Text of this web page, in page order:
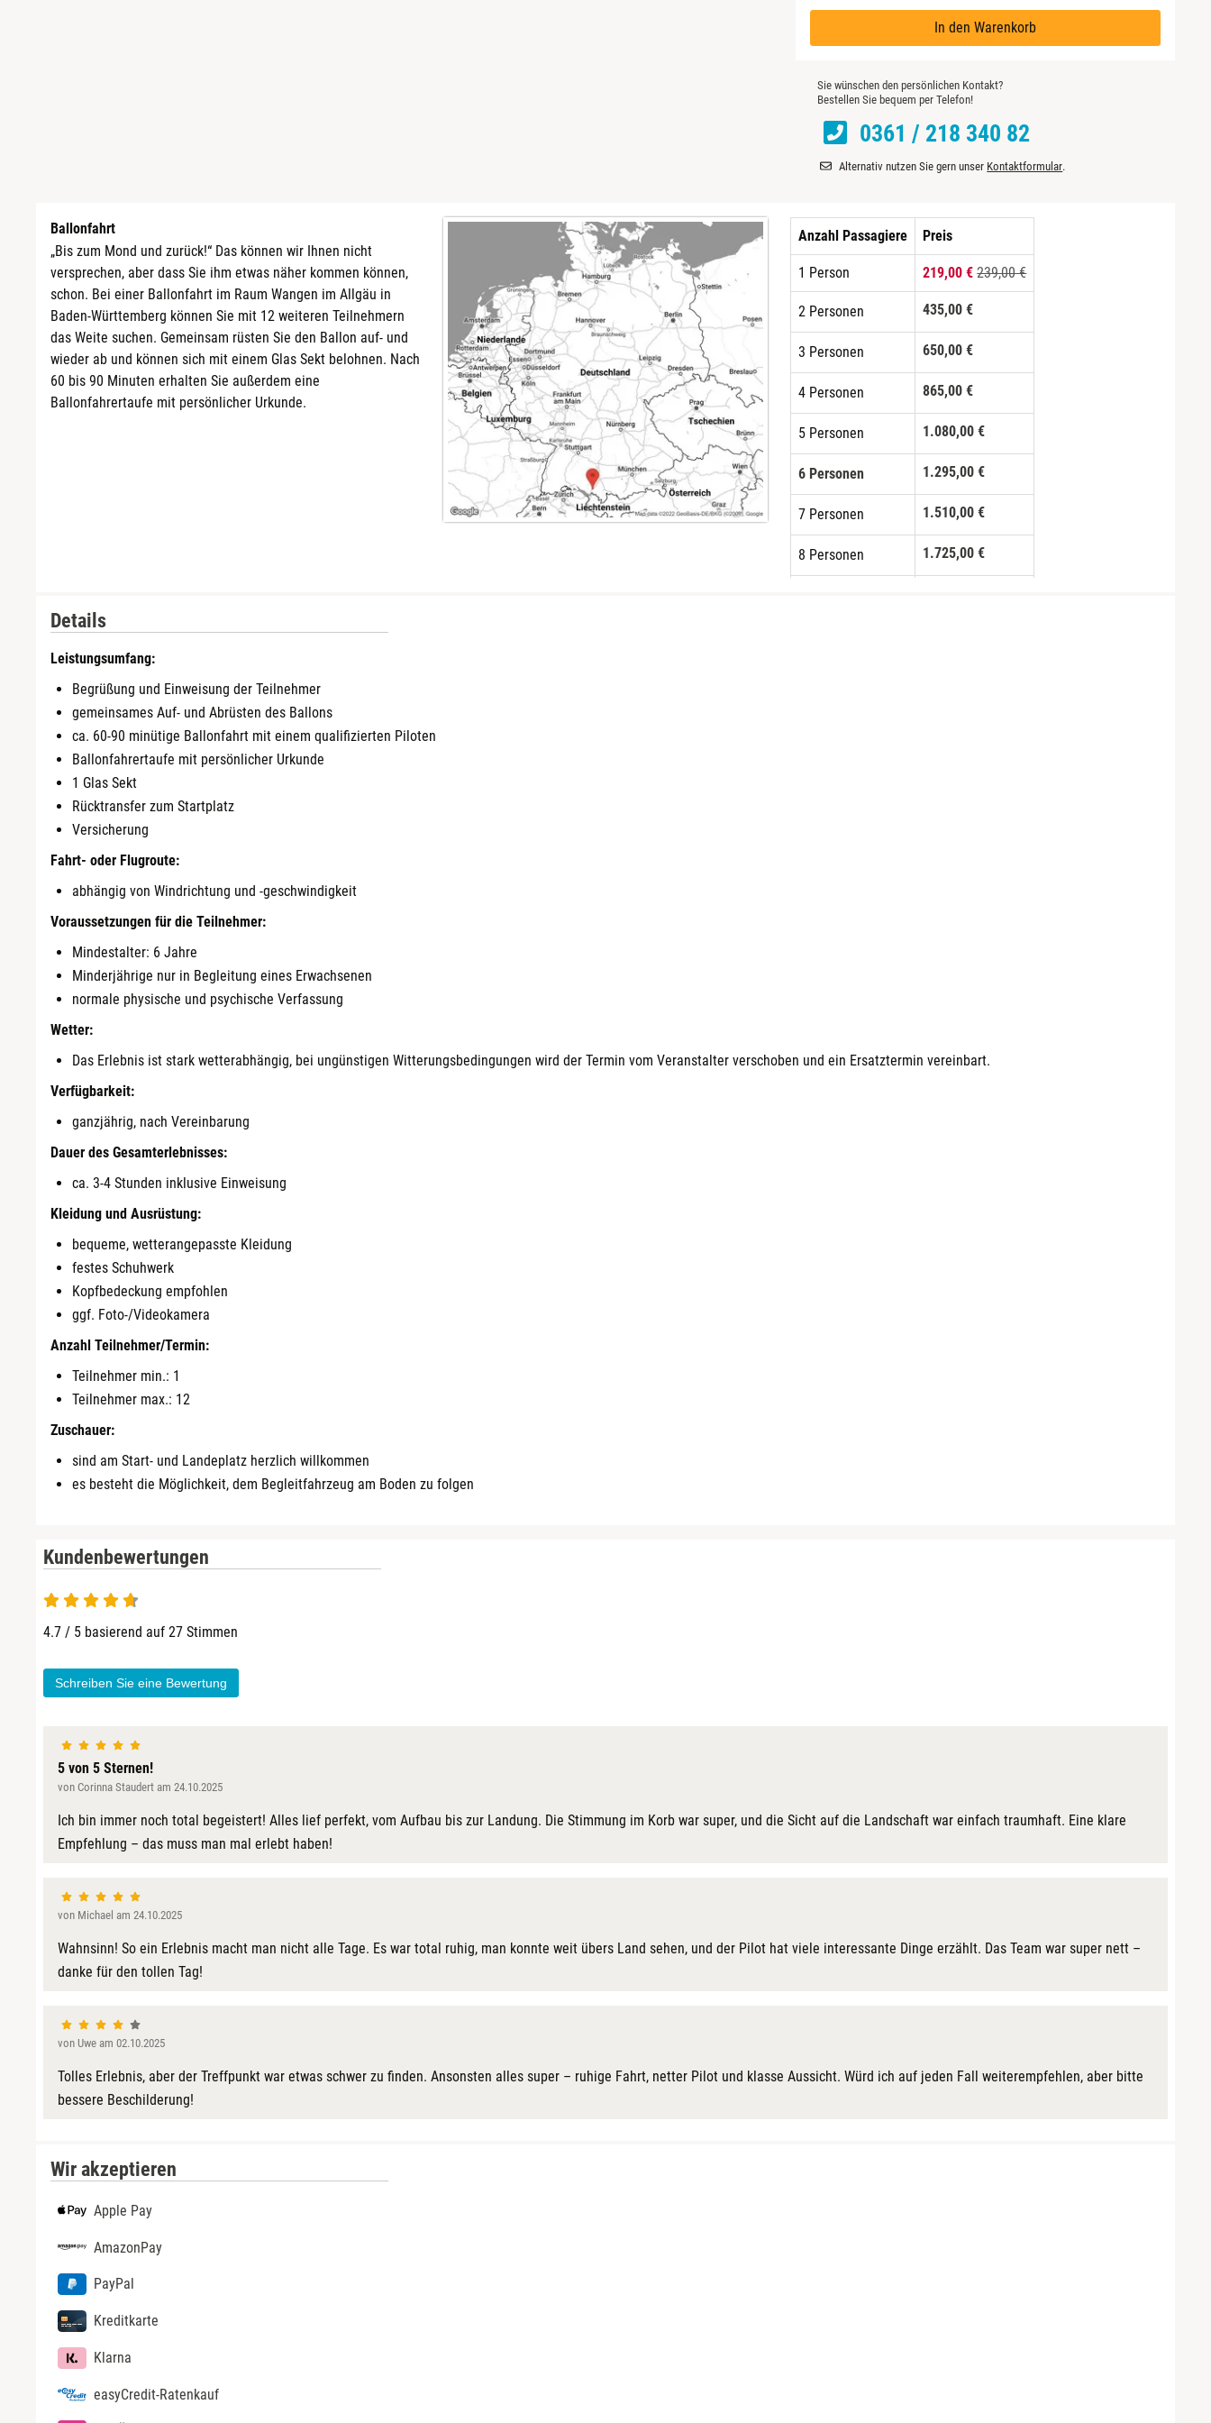
In den Warenkorb
Sie wünschen den persönlichen Kontakt?
Bestellen Sie bequem per Telefon!
0361 / 218 340 82
Alternativ nutzen Sie gern unser Kontaktformular.
Ballonfahrt
„Bis zum Mond und zurück!“ Das können wir Ihnen nicht
versprechen, aber dass Sie ihm etwas näher kommen können,
schon. Bei einer Ballonfahrt im Raum Wangen im Allgäu in
Baden-Württemberg können Sie mit 12 weiteren Teilnehmern
das Weite suchen. Gemeinsam rüsten Sie den Ballon auf- und
wieder ab und können sich mit einem Glas Sekt belohnen. Nach
60 bis 90 Minuten erhalten Sie außerdem eine
Ballonfahrertaufe mit persönlicher Urkunde.
Anzahl Passagiere Preis
1 Person 219,00 €239,00 €
2 Personen 435,00 €
3 Personen 650,00 €
4 Personen 865,00 €
5 Personen 1.080,00 €
6 Personen 1.295,00 €
7 Personen 1.510,00 €
8 Personen 1.725,00 €
Details
Leistungsumfang:
Begrüßung und Einweisung der Teilnehmer
gemeinsames Auf- und Abrüsten des Ballons
ca. 60-90 minütige Ballonfahrt mit einem qualifizierten Piloten
Ballonfahrertaufe mit persönlicher Urkunde
1 Glas Sekt
Rücktransfer zum Startplatz
Versicherung
Fahrt- oder Flugroute:
abhängig von Windrichtung und -geschwindigkeit
Voraussetzungen für die Teilnehmer:
Mindestalter: 6 Jahre
Minderjährige nur in Begleitung eines Erwachsenen
normale physische und psychische Verfassung
Wetter:
Das Erlebnis ist stark wetterabhängig, bei ungünstigen Witterungsbedingungen wird der Termin vom Veranstalter verschoben und ein Ersatztermin vereinbart.
Verfügbarkeit:
ganzjährig, nach Vereinbarung
Dauer des Gesamterlebnisses:
ca. 3-4 Stunden inklusive Einweisung
Kleidung und Ausrüstung:
bequeme, wetterangepasste Kleidung
festes Schuhwerk
Kopfbedeckung empfohlen
ggf. Foto-/Videokamera
Anzahl Teilnehmer/Termin:
Teilnehmer min.: 1
Teilnehmer max.: 12
Zuschauer:
sind am Start- und Landeplatz herzlich willkommen
es besteht die Möglichkeit, dem Begleitfahrzeug am Boden zu folgen
Kundenbewertungen
4.7 / 5 basierend auf 27 Stimmen
Schreiben Sie eine Bewertung
5 von 5 Sternen!
von Corinna Staudert am 24.10.2025
Ich bin immer noch total begeistert! Alles lief perfekt, vom Aufbau bis zur Landung. Die Stimmung im Korb war super, und die Sicht auf die Landschaft war einfach traumhaft. Eine klare
Empfehlung – das muss man mal erlebt haben!
von Michael am 24.10.2025
Wahnsinn! So ein Erlebnis macht man nicht alle Tage. Es war total ruhig, man konnte weit übers Land sehen, und der Pilot hat viele interessante Dinge erzählt. Das Team war super nett –
danke für den tollen Tag!
von Uwe am 02.10.2025
Tolles Erlebnis, aber der Treffpunkt war etwas schwer zu finden. Ansonsten alles super – ruhige Fahrt, netter Pilot und klasse Aussicht. Würd ich auf jeden Fall weiterempfehlen, aber bitte
bessere Beschilderung!
Wir akzeptieren
Apple Pay
AmazonPay
PayPal
Kreditkarte
Klarna
easyCredit-Ratenkauf
Bostalsee
Brandenburg an der Havel
Bremen
Chemnitz
Cloppenburg
Cottbus
Darmstadt
Deggendorf
Dessau
Dietzenbach
Dingolfing
Dorsten
Dresden
Duisburg
Düsseldorf
Erlangen
Flensburg
Frankfurt am Main
Fürstenfeldbruck
Geiselwind
Gersfeld
Hanau
Heidelberg
Heidenheim